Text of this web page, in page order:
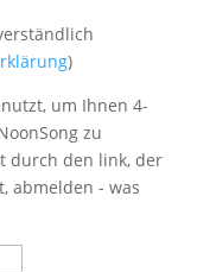
)
um Ihnen 4-
zu
durch den link, der
abmelden - was